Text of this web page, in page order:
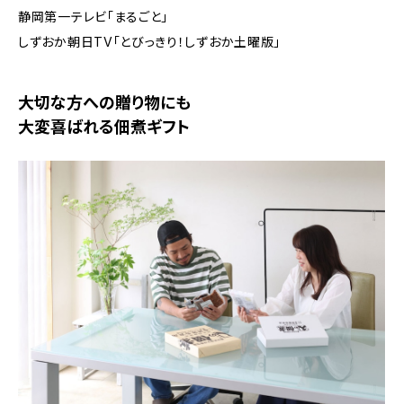
静岡第一テレビ「まるごと」
しずおか朝日TV「とびっきり！しずおか土曜版」
大切な方への贈り物にも
大変喜ばれる佃煮ギフト